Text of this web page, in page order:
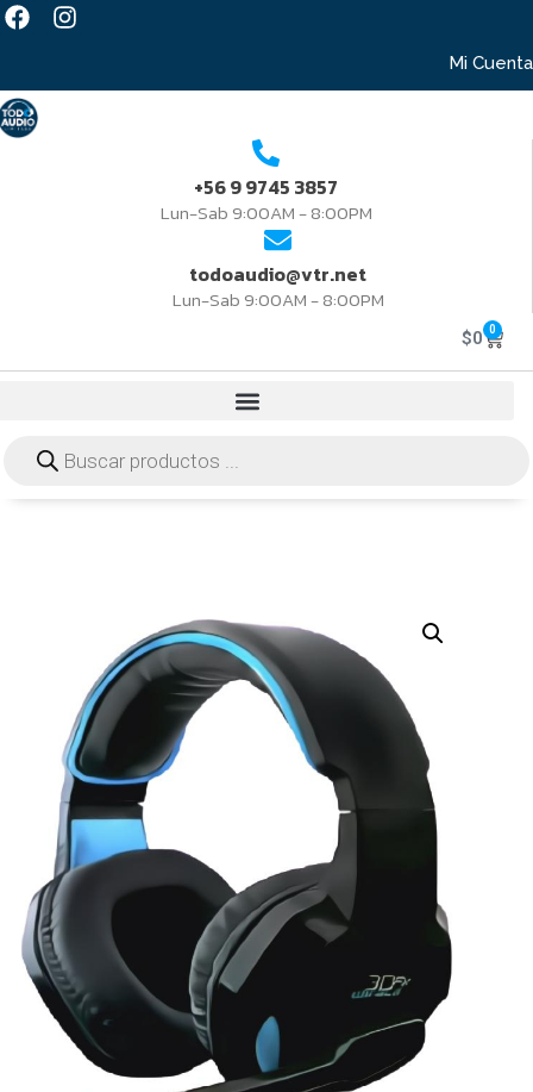
Mi Cuenta
+56 9 9745 3857
Lun-Sab 9:00AM - 8:00PM
todoaudio@vtr.net
Lun-Sab 9:00AM - 8:00PM
$0 0